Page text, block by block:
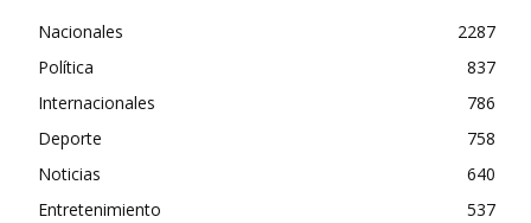
Nacionales
2287
Política
837
Internacionales
786
Deporte
758
Noticias
640
Entretenimiento
537